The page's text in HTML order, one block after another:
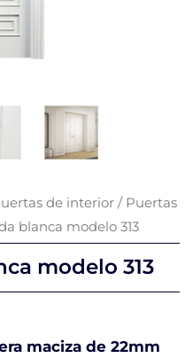
de interior / Puertas
blanca modelo 313
modelo 313
maciza de 22mm